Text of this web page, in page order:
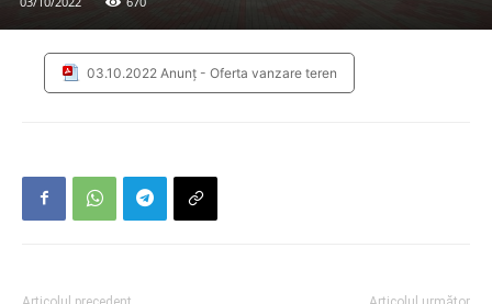
03.10.2022 Anunț - Oferta vanzare teren